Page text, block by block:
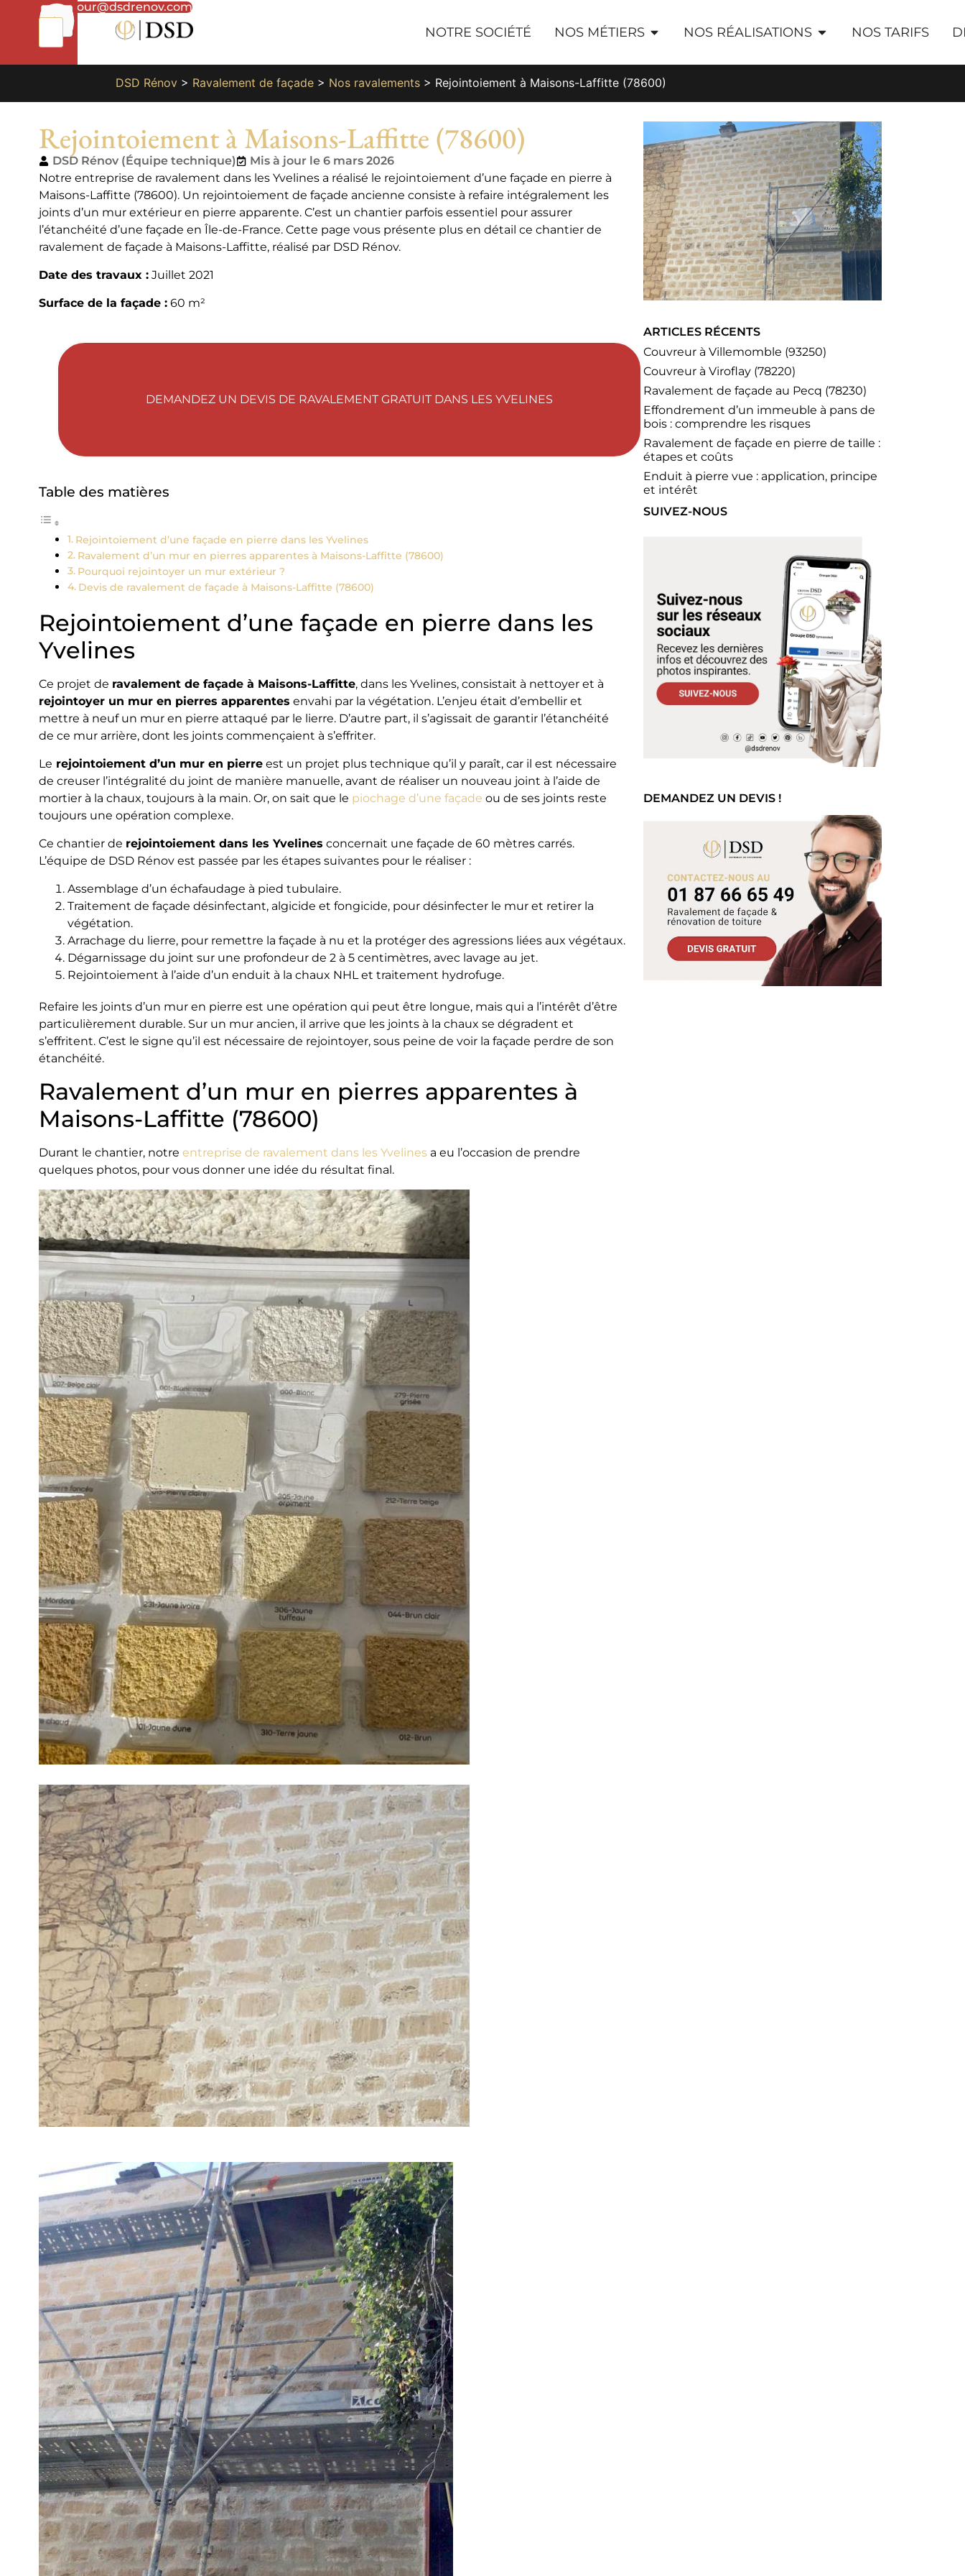
01
87
65
49
bonjour@dsdrenov.com
NOTRE SOCIÉTÉ NOS MÉTIERS NOS RÉALISATIONS NOS TARIFS
DSD Rénov > Ravalement de façade > Nos ravalements > Rejointoiement à Maisons-Laffitte (78600)
Rejointoiement à Maisons-Laffitte (78600)
DSD Rénov (Équipe technique)
Mis à jour le 6 mars 2026
Notre entreprise de ravalement dans les Yvelines a réalisé le rejointoiement d’une façade en pierre à
Maisons-Laffitte (78600). Un rejointoiement de façade ancienne consiste à refaire intégralement les
joints d’un mur extérieur en pierre apparente. C’est un chantier parfois essentiel pour assurer
l’étanchéité d’une façade en Île-de-France. Cette page vous présente plus en détail ce chantier de
ravalement de façade à Maisons-Laffitte, réalisé par DSD Rénov.
Date des travaux :Juillet 2021
Surface de la façade :60 m²
DEMANDEZ UN DEVIS DE RAVALEMENT GRATUIT DANS LES YVELINES
Table des matières
Rejointoiement d’une façade en pierre dans les Yvelines
Ravalement d’un mur en pierres apparentes à Maisons-Laffitte (78600)
Pourquoi rejointoyer un mur extérieur ?
Devis de ravalement de façade à Maisons-Laffitte (78600)
Rejointoiement d’une façade en pierre dans les
Yvelines
Ce projet de ravalement de façade à Maisons-Laffitte, dans les Yvelines, consistait à nettoyer et à
rejointoyer un mur en pierres apparentes envahi par la végétation. L’enjeu était d’embellir et
mettre à neuf un mur en pierre attaqué par le lierre. D’autre part, il s’agissait de garantir l’étanchéité
de ce mur arrière, dont les joints commençaient à s’effriter.
Le rejointoiement d’un mur en pierreest un projet plus technique qu’il y paraît, car il est nécessaire
de creuser l’intégralité du joint de manière manuelle, avant de réaliser un nouveau joint à l’aide de
mortier à la chaux, toujours à la main. Or, on sait que le piochage d’une façade ou de ses joints reste
toujours une opération complexe.
Ce chantier de rejointoiement dans les Yvelines concernait une façade de 60 mètres carrés.
L’équipe de DSD Rénov est passée par les étapes suivantes pour le réaliser :
Assemblage d’un échafaudage à pied tubulaire.
Traitement de façade désinfectant, algicide et fongicide, pour désinfecter le mur et retirer la
végétation.
Arrachage du lierre, pour remettre la façade à nu et la protéger des agressions liées aux végétaux.
Dégarnissage du joint sur une profondeur de 2 à 5 centimètres, avec lavage au jet.
Rejointoiement à l’aide d’un enduit à la chaux NHL et traitement hydrofuge.
Refaire les joints d’un mur en pierre est une opération qui peut être longue, mais qui a l’intérêt d’être
particulièrement durable. Sur un mur ancien, il arrive que les joints à la chaux se dégradent et
s’effritent. C’est le signe qu’il est nécessaire de rejointoyer, sous peine de voir la façade perdre de son
étanchéité.
Ravalement d’un mur en pierres apparentes à
Maisons-Laffitte (78600)
Durant le chantier, notre entreprise de ravalement dans les Yvelinesa eu l’occasion de prendre
quelques photos, pour vous donner une idée du résultat final.
ARTICLES RÉCENTS
Couvreur à Villemomble (93250)
Couvreur à Viroflay (78220)
Ravalement de façade au Pecq (78230)
Effondrement d’un immeuble à pans de
bois : comprendre les risques
Ravalement de façade en pierre de taille :
étapes et coûts
Enduit à pierre vue : application, principe
et intérêt
SUIVEZ-NOUS
DEMANDEZ UN DEVIS !